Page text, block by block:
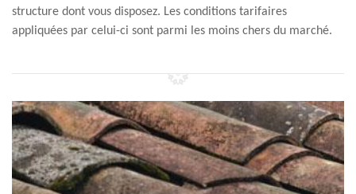
structure dont vous disposez. Les conditions tarifaires
appliquées par celui-ci sont parmi les moins chers du marché.